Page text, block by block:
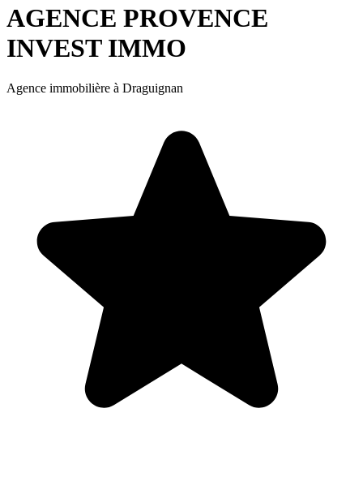
AGENCE PROVENCE
INVEST IMMO
Agence immobilière à Draguignan